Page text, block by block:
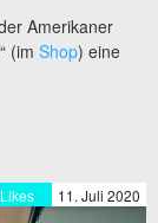
Amerikaner
“ (im Shop) eine
11. Juli 2020